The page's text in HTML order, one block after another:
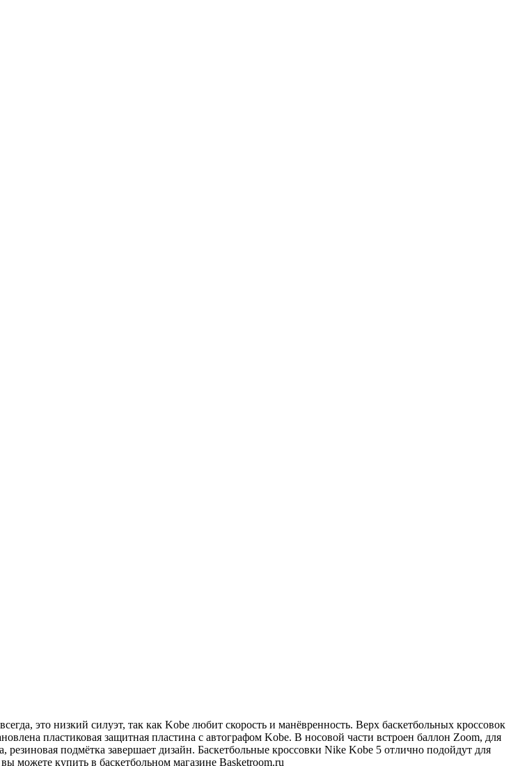
это низкий силуэт, так как Kobe любит скорость и манёвренность. Верх баскетбольных кроссовок
пластиковая защитная пластина с автографом Kobe. В носовой части встроен баллон Zoom, для
подмётка завершает дизайн. Баскетбольные кроссовки Nike Kobe 5 отлично подойдут для
можете купить в баскетбольном магазине Basketroom.ru